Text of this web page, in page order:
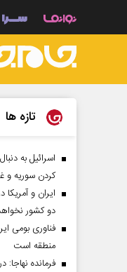
تازه ها
اسرائیل به
کردن سوریه و
ایران و
دو کشور
فناوری بومی
منطقه است
فرمانده